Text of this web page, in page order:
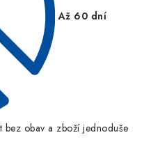
Až 60 dní
bez obav a zboží jednoduše